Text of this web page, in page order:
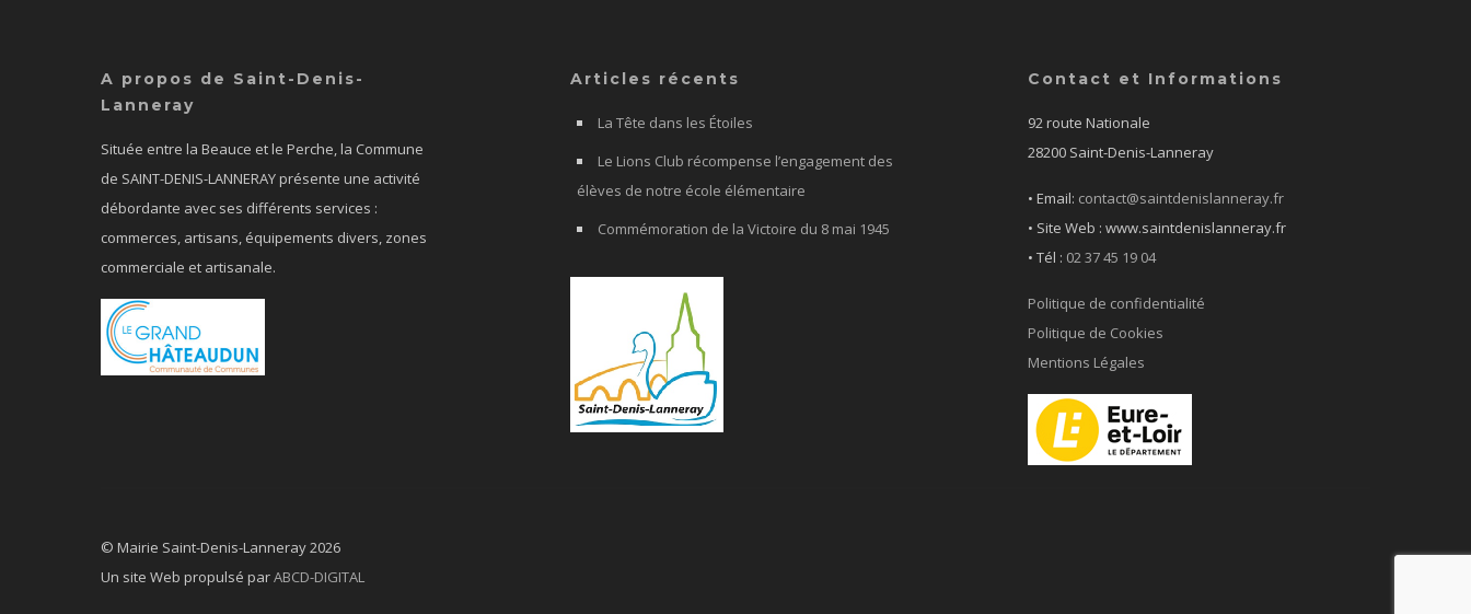
A propos de Saint-Denis-
Lanneray
Située entre la Beauce et le Perche, la Commune
de SAINT-DENIS-LANNERAY présente une activité
débordante avec ses différents services :
commerces, artisans, équipements divers, zones
commerciale et artisanale.
Articles récents
La Tête dans les Étoiles
Le Lions Club récompense l’engagement des
élèves de notre école élémentaire
Commémoration de la Victoire du 8 mai 1945
Contact et Informations
92 route Nationale
28200 Saint-Denis-Lanneray
• Email: contact@saintdenislanneray.fr
• Site Web : www.saintdenislanneray.fr
• Tél : 02 37 45 19 04
Politique de confidentialité
Politique de Cookies
Mentions Légales
© Mairie Saint-Denis-Lanneray 2026
Un site Web propulsé parABCD-DIGITAL